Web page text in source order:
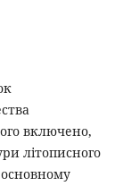
включено,
літописного
основному